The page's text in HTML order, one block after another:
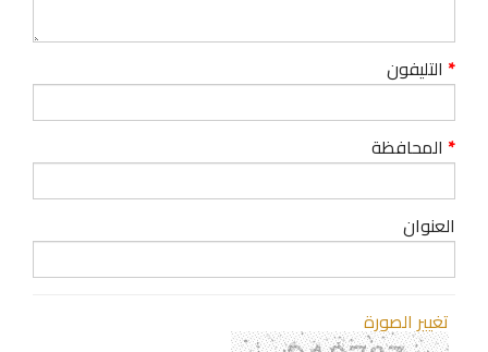
التليفون
المحافظة
العنوان
تغيير الصورة